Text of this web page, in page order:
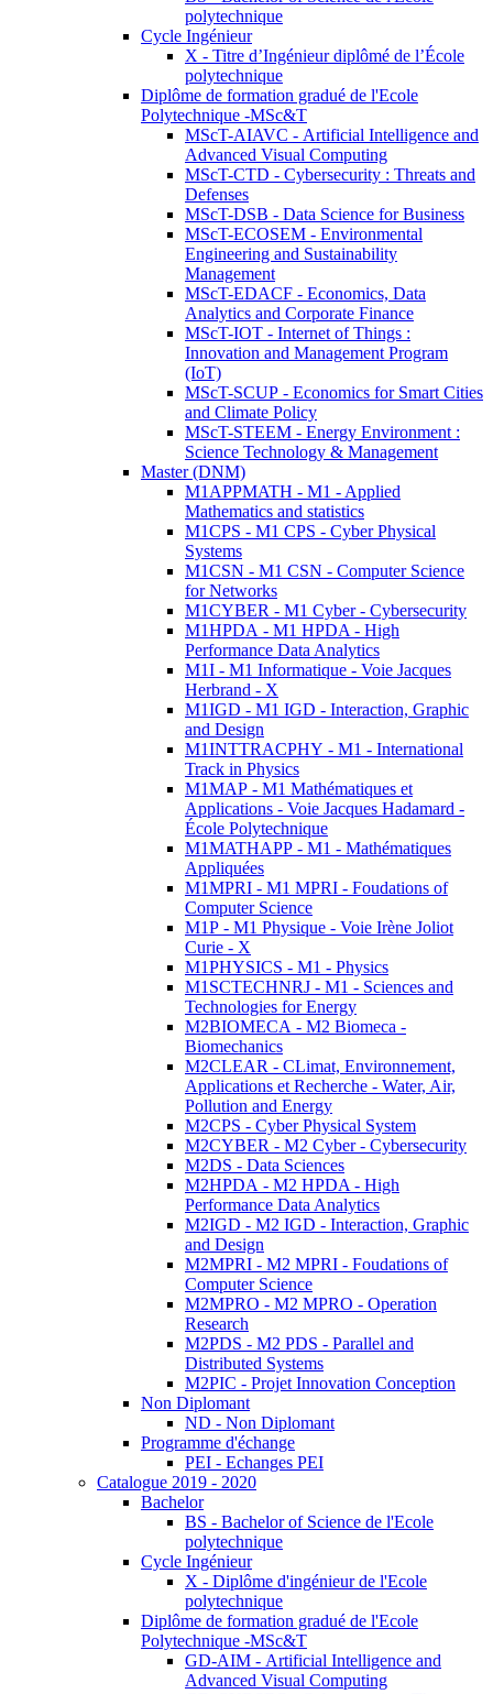
polytechnique
Cycle Ingénieur
X - Titre d’Ingénieur diplômé de l’École
polytechnique
Diplôme de formation gradué de l'Ecole
Polytechnique -MSc&T
MScT-AIAVC - Artificial Intelligence and
Advanced Visual Computing
MScT-CTD - Cybersecurity : Threats and
Defenses
MScT-DSB - Data Science for Business
MScT-ECOSEM - Environmental
Engineering and Sustainability
Management
MScT-EDACF - Economics, Data
Analytics and Corporate Finance
MScT-IOT - Internet of Things :
Innovation and Management Program
(IoT)
MScT-SCUP - Economics for Smart Cities
and Climate Policy
MScT-STEEM - Energy Environment :
Science Technology & Management
Master (DNM)
M1APPMATH - M1 - Applied
Mathematics and statistics
M1CPS - M1 CPS - Cyber Physical
Systems
M1CSN - M1 CSN - Computer Science
for Networks
M1CYBER - M1 Cyber - Cybersecurity
M1HPDA - M1 HPDA - High
Performance Data Analytics
M1I - M1 Informatique - Voie Jacques
Herbrand - X
M1IGD - M1 IGD - Interaction, Graphic
and Design
M1INTTRACPHY - M1 - International
Track in Physics
M1MAP - M1 Mathématiques et
Applications - Voie Jacques Hadamard -
École Polytechnique
M1MATHAPP - M1 - Mathématiques
Appliquées
M1MPRI - M1 MPRI - Foudations of
Computer Science
M1P - M1 Physique - Voie Irène Joliot
Curie - X
M1PHYSICS - M1 - Physics
M1SCTECHNRJ - M1 - Sciences and
Technologies for Energy
M2BIOMECA - M2 Biomeca -
Biomechanics
M2CLEAR - CLimat, Environnement,
Applications et Recherche - Water, Air,
Pollution and Energy
M2CPS - Cyber Physical System
M2CYBER - M2 Cyber - Cybersecurity
M2DS - Data Sciences
M2HPDA - M2 HPDA - High
Performance Data Analytics
M2IGD - M2 IGD - Interaction, Graphic
and Design
M2MPRI - M2 MPRI - Foudations of
Computer Science
M2MPRO - M2 MPRO - Operation
Research
M2PDS - M2 PDS - Parallel and
Distributed Systems
M2PIC - Projet Innovation Conception
Non Diplomant
ND - Non Diplomant
Programme d'échange
PEI - Echanges PEI
Catalogue 2019 - 2020
Bachelor
BS - Bachelor of Science de l'Ecole
polytechnique
Cycle Ingénieur
X - Diplôme d'ingénieur de l'Ecole
polytechnique
Diplôme de formation gradué de l'Ecole
Polytechnique -MSc&T
GD-AIM - Artificial Intelligence and
Advanced Visual Computing